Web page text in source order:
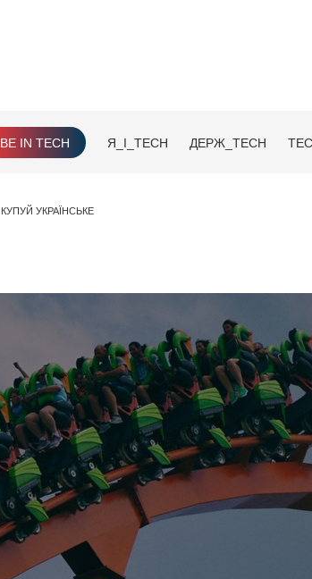
BE IN TECH Я_І_TECH ДЕРЖ_TECH
КУПУЙ УКРАЇНСЬКЕ